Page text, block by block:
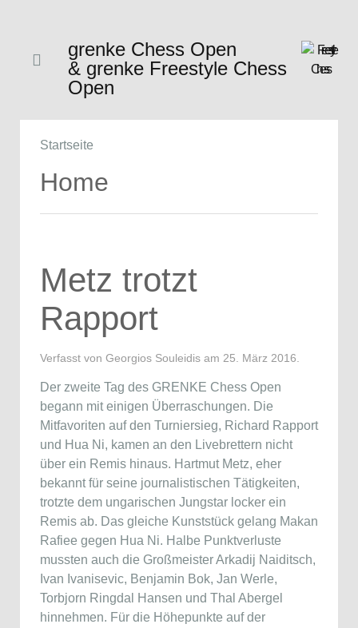
grenke Chess Open
& grenke Freestyle Chess
Open
Startseite
Home
Metz trotzt
Rapport
Verfasst von Georgios Souleidis am 25. März 2016
Der zweite Tag des GRENKE Chess Open
begann mit einigen Überraschungen. Die
Mitfavoriten auf den Turniersieg, Richard Rapport
und Hua Ni, kamen an den Livebrettern nicht
über ein Remis hinaus. Hartmut Metz, eher
bekannt für seine journalistischen Tätigkeiten,
trotzte dem ungarischen Jungstar locker ein
Remis ab. Das gleiche Kunststück gelang Makan
Rafiee gegen Hua Ni. Halbe Punktverluste
mussten auch die Großmeister Arkadij Naiditsch,
Ivan Ivanisevic, Benjamin Bok, Jan Werle,
Torbjorn Ringdal Hansen und Thal Abergel
hinnehmen. Für die Höhepunkte auf der